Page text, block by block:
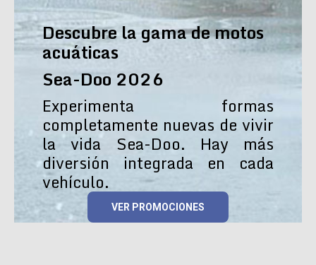
Descubre la gama de motos
acuáticas
Sea-Doo 2026
Experimenta formas
completamente nuevas de vivir
la vida Sea-Doo. Hay más
diversión integrada en cada
vehículo.
VER PROMOCIONES